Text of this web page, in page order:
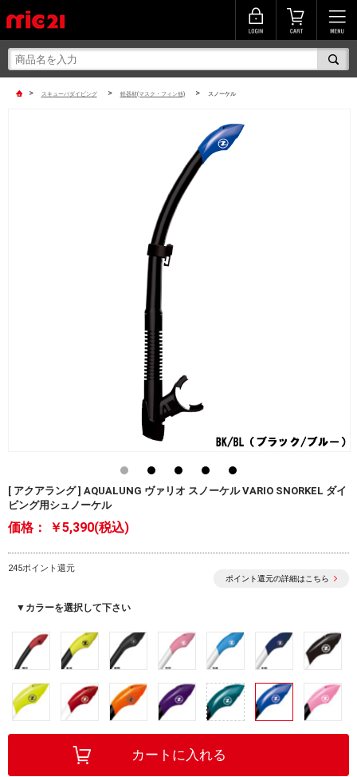
> スキューバダイビング > 軽器材(マスク・フィン他) > スノーケル
[ アクアラング ] AQUALUNG ヴァリオ スノーケル VARIO SNORKEL ダイ
ビング用シュノーケル
価格： ￥5,390(税込)
245ポイント還元
ポイント還元の詳細はこちら
▼カラーを選択して下さい